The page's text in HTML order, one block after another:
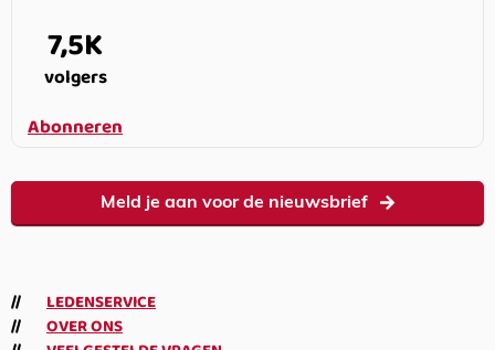
7,5K
volgers
Abonneren
Meld je aan voor de nieuwsbrief
LEDENSERVICE
OVER ONS